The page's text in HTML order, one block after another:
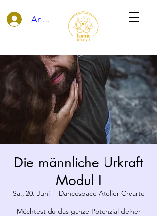
Anmelden
Die männliche Urkraft
Modul I
Sa., 20. Juni
  |
Dancespace Atelier Créarte
Möchtest du das ganze Potenzial deiner